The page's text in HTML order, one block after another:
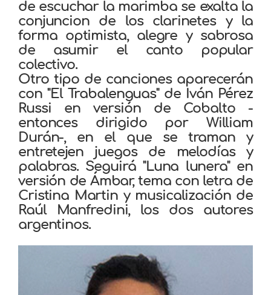
de escuchar la marimba se exalta la
conjuncion de los clarinetes y la
forma optimista, alegre y sabrosa
de asumir el canto popular
colectivo.
Otro tipo de canciones aparecerán
con "El Trabalenguas" de Iván Pérez
Russi en versión de Cobalto -
entonces dirigido por William
Durán-, en el que se traman y
entretejen juegos de melodías y
palabras. Seguirá "Luna lunera" en
versión de Ámbar, tema con letra de
Cristina Martin y musicalización de
Raúl Manfredini, los dos autores
argentinos.